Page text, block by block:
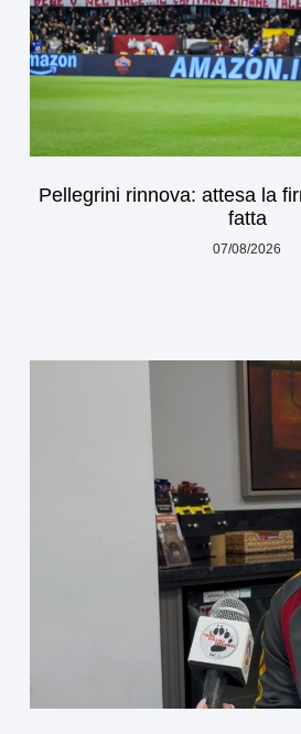
Pellegrini rinnova: attesa la
fatta
07/08/2026